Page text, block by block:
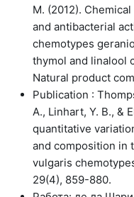
M. (2012).
and antibacterial
chemotypes
thymol and linalool
Natural product
Publication :
A., Linhart, Y. B., &
quantitative
and composition in
vulgaris
29(4), 859-880.